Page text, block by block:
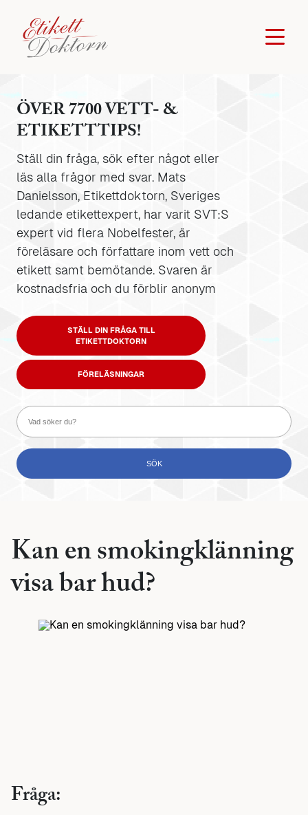
ÖVER 7700 VETT- &
ETIKETTTIPS!
Ställ din fråga, sök efter något eller
läs alla frågor med svar. Mats
Danielsson, Etikettdoktorn, Sveriges
ledande etikettexpert, har varit SVT:S
expert vid flera Nobelfester, är
föreläsare och författare inom vett och
etikett samt bemötande. Svaren är
kostnadsfria och du förblir anonym
STÄLL DIN FRÅGA TILL
ETIKETTDOKTORN
FÖRELÄSNINGAR
Kan en smokingklänning
visa bar hud?
Fråga: